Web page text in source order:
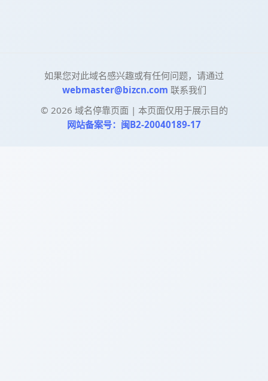
如果您对此域名感兴趣或有任何问题，请通过
webmaster@bizcn.com 联系我们
© 2026 域名停靠页面 | 本页面仅用于展示目的
网站备案号：闽B2-20040189-17